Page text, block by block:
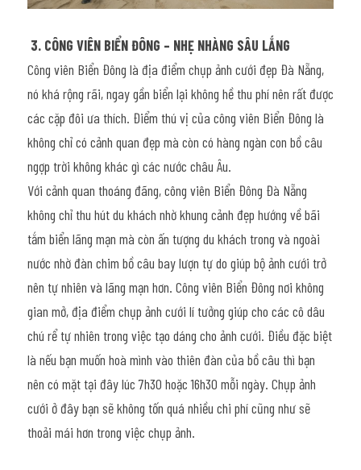
3. CÔNG VIÊN BIỂN ĐÔNG – NHẸ NHÀNG SÂU LẮNG
Công viên Biển Đông là địa điểm chụp ảnh cưới đẹp Đà Nẵng,
nó khá rộng rãi, ngay gần biển lại không hề thu phí nên rất được
các cặp đôi ưa thích. Điểm thú vị của công viên Biển Đông là
không chỉ có cảnh quan đẹp mà còn có hàng ngàn con bồ câu
ngợp trời không khác gì các nước châu Âu.
Với cảnh quan thoáng đãng, công viên Biển Đông Đà Nẵng
không chỉ thu hút du khách nhờ khung cảnh đẹp hướng về bãi
tắm biển lãng mạn mà còn ấn tượng du khách trong và ngoài
nước nhờ đàn chim bồ câu bay lượn tự do giúp bộ ảnh cưới trở
nên tự nhiên và lãng mạn hơn. Công viên Biển Đông nơi không
gian mở, địa điểm chụp ảnh cưới lí tưởng giúp cho các cô dâu
chú rể tự nhiên trong việc tạo dáng cho ảnh cưới. Điều đặc biệt
là nếu bạn muốn hoà mình vào thiên đàn của bồ câu thì bạn
nên có mặt tại đây lúc 7h30 hoặc 16h30 mỗi ngày. Chụp ảnh
cưới ở đây bạn sẽ không tốn quá nhiều chi phí cũng như sẽ
thoải mái hơn trong việc chụp ảnh.